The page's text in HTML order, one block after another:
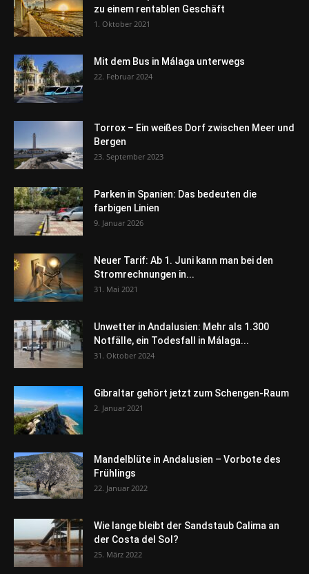
zu einem rentablen Geschäft
1. Oktober 2021
Mit dem Bus in Málaga unterwegs
22. Februar 2024
Torrox – Ein weißes Dorf zwischen Meer und
Bergen
23. September 2023
Parken in Spanien: Das bedeuten die
farbigen Linien
9. Januar 2026
Neuer Tarif: Ab 1. Juni kann man bei den
Stromrechnungen in...
31. Mai 2021
Unwetter in Andalusien: Mehr als 1.300
Notfälle, ein Todesfall in Málaga...
31. Oktober 2024
Gibraltar gehört jetzt zum Schengen-Raum
2. Januar 2021
Mandelblüte in Andalusien – Vorbote des
Frühlings
22. Januar 2022
Wie lange bleibt der Sandstaub Calima an
der Costa del Sol?
25. März 2022